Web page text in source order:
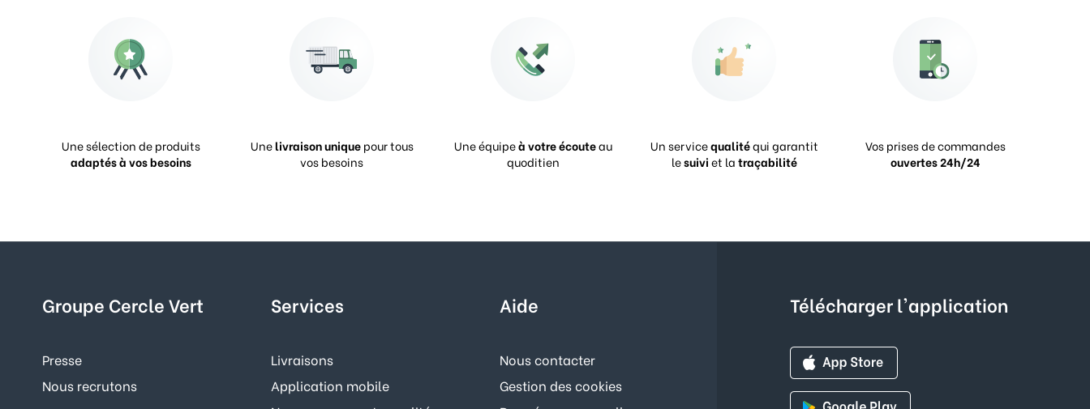
Une sélection de produits
adaptés à vos besoins
Unelivraison uniquepour tous
vos besoins
Une équipeà votre écouteau
quoditien
Un servicequalitéqui garantit
lesuiviet latraçabilité
Vos prises de commandes
ouvertes 24h/24
Groupe Cercle Vert
Presse
Nous recrutons
Services
Livraisons
Application mobile
Aide
Nous contacter
Gestion des cookies
Télécharger l'application